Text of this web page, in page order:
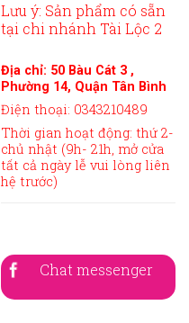
Lưu ý: Sản phẩm có sẵn
tại chi nhánh Tài Lộc 2
Địa chỉ: 50 Bàu Cát 3 ,
Phường 14, Quận Tân Bình
Điện thoại: 0343210489
Thời gian hoạt động: thứ 2-
chủ nhật (9h- 21h, mở cửa
tất cả ngày lễ vui lòng liên
hệ trước)
Chat messenger